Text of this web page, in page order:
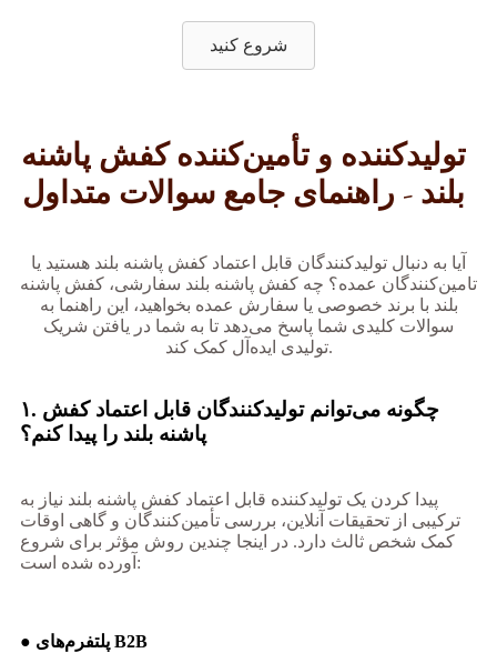
شروع کنید
تولیدکننده و تأمین‌کننده کفش پاشنه
بلند - راهنمای جامع سوالات متداول
آیا به دنبال تولیدکنندگان قابل اعتماد کفش پاشنه بلند هستید یا
تامین‌کنندگان عمده؟ چه کفش پاشنه بلند سفارشی، کفش پاشنه
بلند با برند خصوصی یا سفارش عمده بخواهید، این راهنما به
سوالات کلیدی شما پاسخ می‌دهد تا به شما در یافتن شریک
تولیدی ایده‌آل کمک کند.
۱. چگونه می‌توانم تولیدکنندگان قابل اعتماد کفش
پاشنه بلند را پیدا کنم؟
پیدا کردن یک تولیدکننده قابل اعتماد کفش پاشنه بلند نیاز به
ترکیبی از تحقیقات آنلاین، بررسی تأمین‌کنندگان و گاهی اوقات
کمک شخص ثالث دارد. در اینجا چندین روش مؤثر برای شروع
آورده شده است:
● پلتفرم‌های B2B